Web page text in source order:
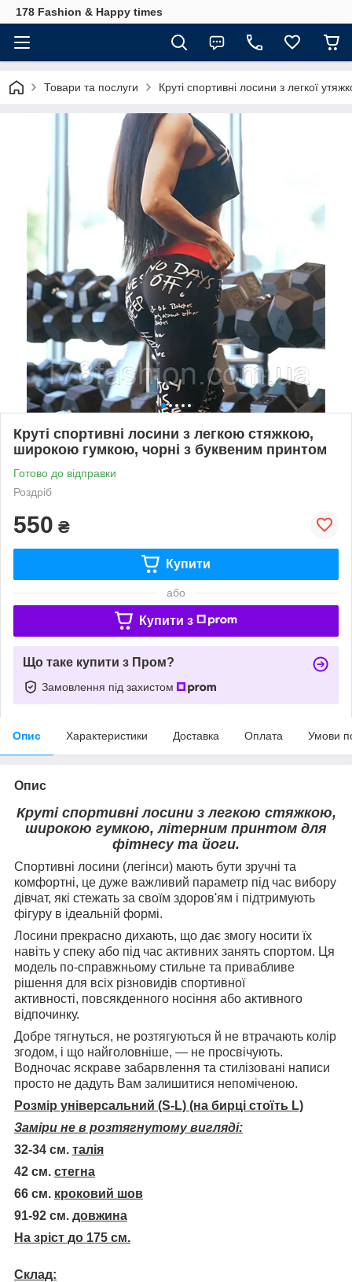
178 Fashion & Happy times
Товари та послуги Круті спортивні лосини з легкої
Круті спортивні лосини з легкою стяжкою,
широкою гумкою, чорні з буквеним принтом
Готово до відправки
Роздріб
550 ₴
Купити
або
Купити з
Що таке купити з Пром?
Замовлення під захистом
Опис Характеристики Доставка Оплата Умови
Опис
Круті спортивні лосини з легкою стяжкою,
широкою гумкою, літерним принтом для
фітнесу та йоги.
Спортивні лосини (легінси) мають бути зручні та
комфортні, це дуже важливий параметр під час вибору
дівчат, які стежать за своїм здоров'ям і підтримують
фігуру в ідеальній формі.
Лосини прекрасно дихають, що дає змогу носити їх
навіть у спеку або під час активних занять спортом. Ця
модель по-справжньому стильне та привабливе
рішення для всіх різновидів спортивної
активності, повсякденного носіння або активного
відпочинку.
Добре тягнуться, не розтягуються й не втрачають колір
згодом, і що найголовніше, — не просвічують.
Водночас яскраве забарвлення та стилізовані написи
просто не дадуть Вам залишитися непоміченою.
Розмір універсальний (S-L) (на бирці стоїть L)
Заміри не в розтягнутому вигляді:
32-34 см. талія
42 см. стегна
66 см. кроковий шов
91-92 см. довжина
На зріст до 175 см.
Склад: